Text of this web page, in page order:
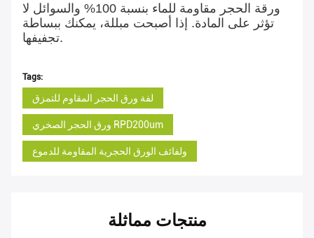
ورقة الحجر مقاومة للماء بنسبة 100% والسوائل لا
تؤثر على المادة. إذا أصبحت مبللة، يمكنك ببساطة
تجفيفها.
Tags:
لفة ورق الحجر المقاوم للتمزق
ورق الحجر الصخري RPD200um
ولفائف الورق الحجرية المقاومة للدموع
منتجات مماثلة